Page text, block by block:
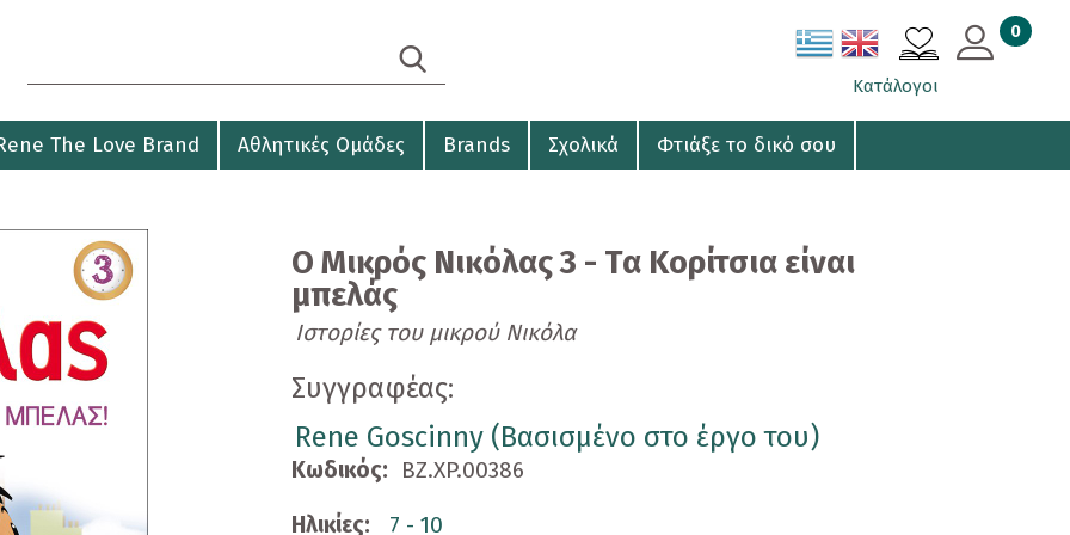
0
Κατάλογοι
The Love Brand Αθλητικές Ομάδες Brands Σχολικά Φτιάξε το δικό σου
Ο Μικρός Νικόλας 3 - Τα Κορίτσια είναι
μπελάς
Ιστορίες του μικρού Νικόλα
Συγγραφέας:
Rene Goscinny (Βασισμένο στο έργο του)
Κωδικός:
BZ.XP.00386
Ηλικίες:
7 - 10